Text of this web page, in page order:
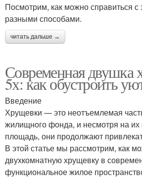
Посмотрим, как можно справиться с
разными способами.
читать дальше →
Современная двушка
5х: как обустроить
Введение
Хрущевки — это неотъемлемая
жилищного фонда, и несмотря на
площадь, они продолжают
В этой статье мы рассмотрим, как
двухкомнатную хрущевку в
функциональное жилое